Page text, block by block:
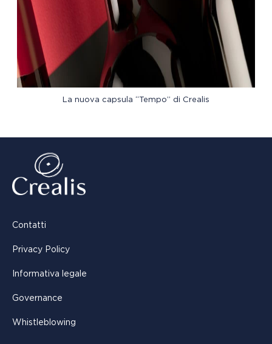
La nuova capsula “Tempo” di Crealis
Contatti
Privacy Policy
Informativa legale
Governance
Whistleblowing